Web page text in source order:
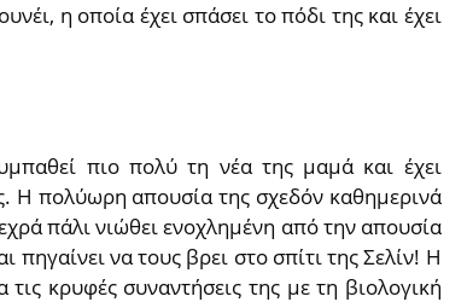
η οποία έχει σπάσει το πόδι της και έχει
πιο πολύ τη νέα της μαμά και έχει
Η πολύωρη απουσία της σχεδόν καθημερινά
πάλι νιώθει ενοχλημένη από την απουσία
πηγαίνει να τους βρει στο σπίτι της Σελίν! Η
κρυφές συναντήσεις της με τη βιολογική